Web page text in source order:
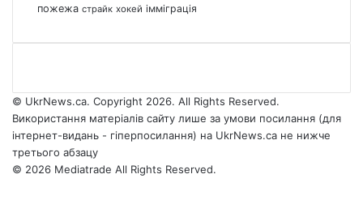
пожежа страйк хокей імміграція
© UkrNews.ca. Copyright 2026. All Rights Reserved.
Використання матеріалів сайту лише за умови посилання (для
інтернет-видань - гіперпосилання) на UkrNews.ca не нижче
третього абзацу
© 2026 Mediatrade All Rights Reserved.